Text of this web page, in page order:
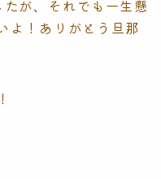
が、それでも一生懸
よ！ありがとう旦那